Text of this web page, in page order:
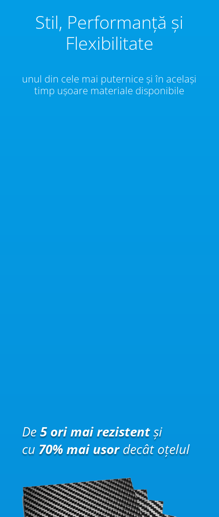
Stil, Performanță și
Flexibilitate
unul din cele mai puternice și în același
timp ușoare materiale disponibile
De5 ori mai rezistentși
cu 70% mai usordecât oțelul